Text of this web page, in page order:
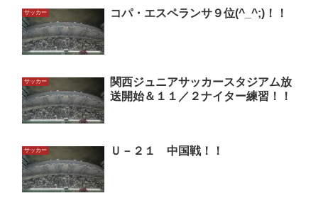
サッカー コパ・エスペランサ９位(^_^;)！！
サッカー
関西ジュニアサッカースタジアム放
送開始＆１１／２ナイター練習！！
サッカー Ｕ－２１ 中国戦！！